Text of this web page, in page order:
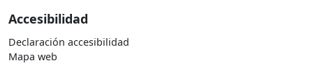
Accesibilidad
Declaración accesibilidad
Mapa web